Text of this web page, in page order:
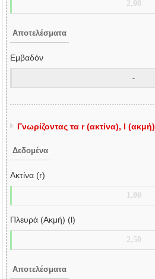
Αποτελέσματα
Εμβαδόν
Γνωρίζοντας τα r (ακτίνα), l (ακμή)
Δεδομένα
Ακτίνα (r)
Πλευρά (Ακμή) (l)
Αποτελέσματα